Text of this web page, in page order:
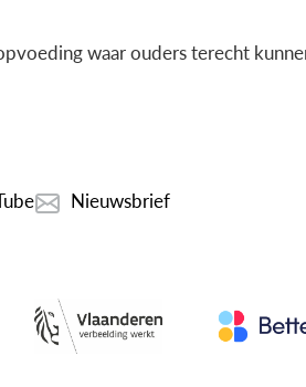
waar ouders terecht
Nieuwsbrief